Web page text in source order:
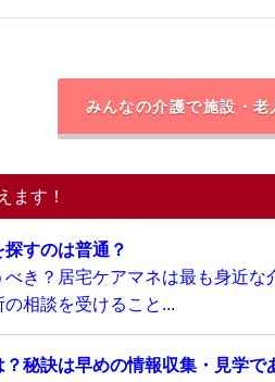
みんなの介護で施設・老
ます！
すのは普通？
き？居宅ケアマネは最も身近な
相談を受けること...
秘訣は早めの情報収集・見学で